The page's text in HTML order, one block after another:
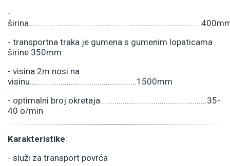
-
- transportna traka je gumena s gumenim lopaticama
širine 350mm
- visina 2m nosi na
visinu....................................................1500mm
- optimalni broj okretaja....................................................35-
40 o/min
Karakteristike:
- služi za transport povrća